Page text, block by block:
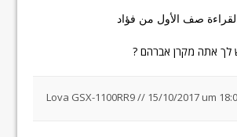
صف الأول من فؤاد
לך אתה מקרן אברהם ?
Lova GSX-1100RR9// 15/10/2017 um